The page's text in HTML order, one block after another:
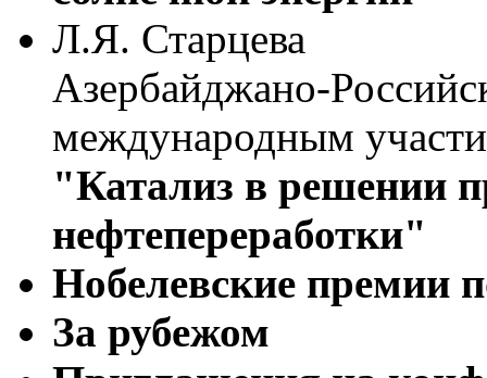
Л.Я. Старцева
Азербайджано-
международным
"Катализ в решении
нефтепереработки"
Нобелевские премии
За рубежом